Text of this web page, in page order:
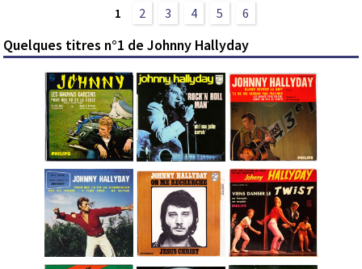
1
2 3 4 5 6
Quelques titres n°1 de Johnny Hallyday